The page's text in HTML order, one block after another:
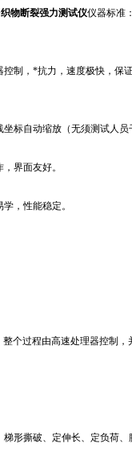
物断裂强力测试仪仪器标准：
，*抗力，速度极快，保
自动缩放（无须测试人员
界面友好。
，性能稳定。
过程由高速处理器控制，
撕破、定伸长、定负荷、